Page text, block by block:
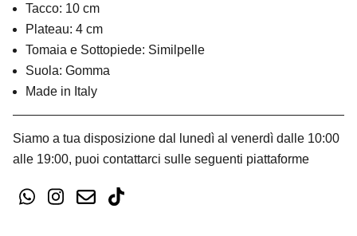
Tacco: 10 cm
Plateau: 4 cm
Tomaia e Sottopiede: Similpelle
Suola: Gomma
Made in Italy
Siamo a tua disposizione dal lunedì al venerdì dalle 10:00
alle 19:00, puoi contattarci sulle seguenti piattaforme